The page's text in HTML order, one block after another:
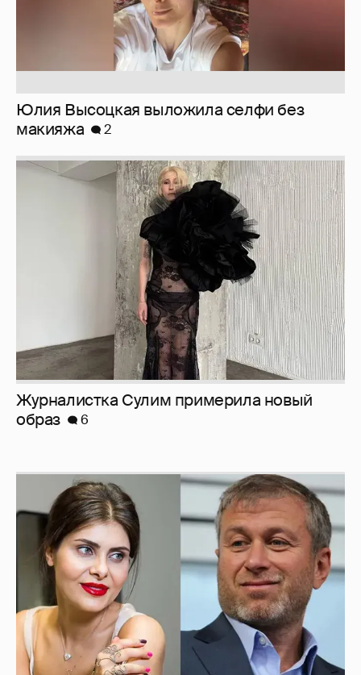
Журналистка Сулим примерила новый
И снова невеста 357